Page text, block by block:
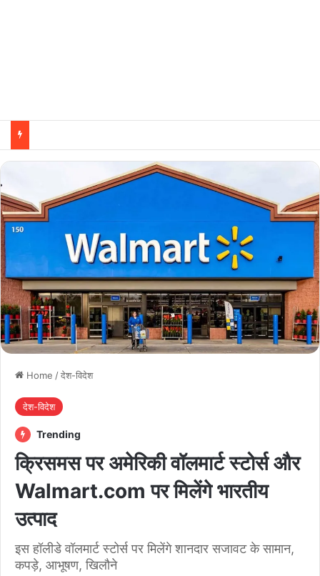
Home /देश-विदेश
देश-विदेश
Trending
क्रिसमस पर अमेरिकी वॉलमार्ट स्टोर्स और
Walmart.com पर मिलेंगे भारतीय
उत्पाद
इस हॉलीडे वॉलमार्ट स्टोर्स पर मिलेंगे शानदार सजावट के सामान,
कपड़े, आभूषण, खिलौने